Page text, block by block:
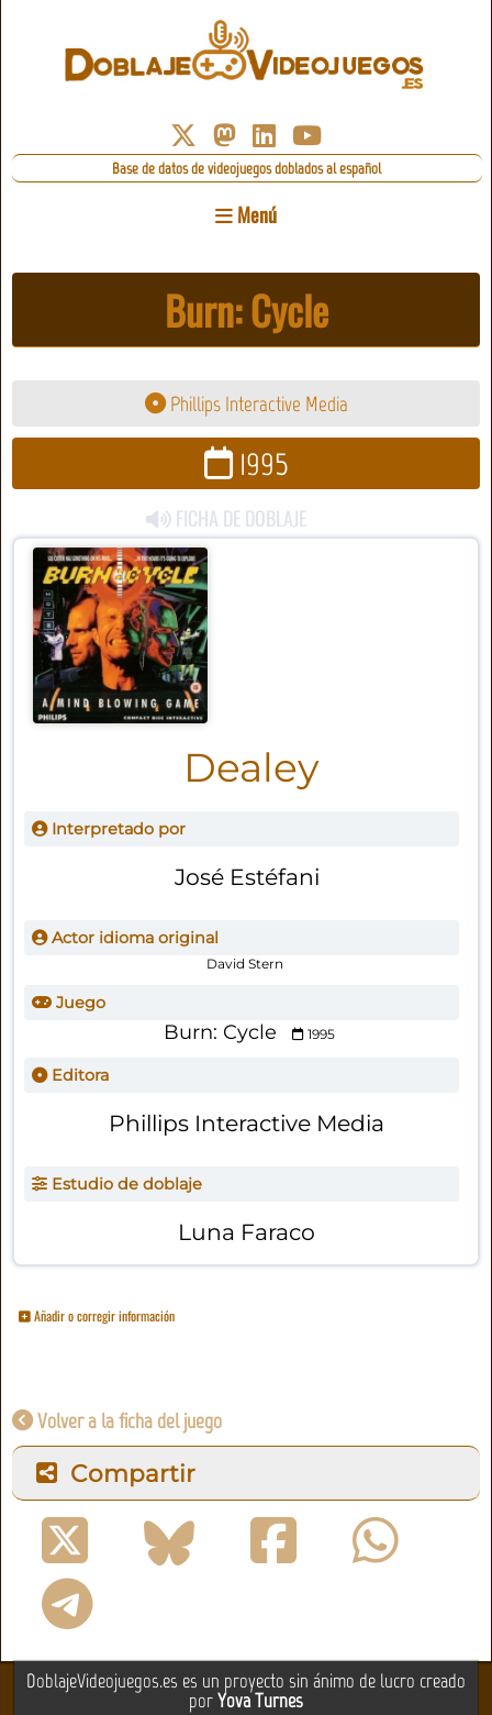
Base de datos de videojuegos doblados al español
Menú
Burn: Cycle
Phillips Interactive Media
1995
FICHA DE DOBLAJE
Dealey
Interpretado por
José Estéfani
Actor idioma original
David Stern
Juego
Burn: Cycle 1995
Editora
Phillips Interactive Media
Estudio de doblaje
Luna Faraco
Añadir o corregir información
Volver a la ficha del juego
Compartir
DoblajeVideojuegos.es es un proyecto sin ánimo de lucro creado
porYova Turnes